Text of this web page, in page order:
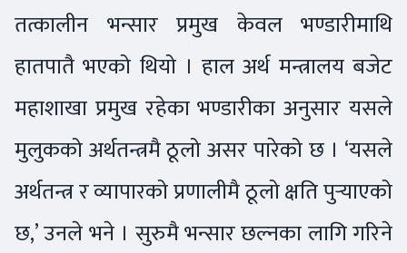
तत्कालीन भन्सार प्रमुख केवल भण्डारीमाथि
हातपातै भएको थियो । हाल अर्थ मन्त्रालय बजेट
महाशाखा प्रमुख रहेका भण्डारीका अनुसार यसले
मुलुकको अर्थतन्त्रमै ठूलो असर पारेको छ । ‘यसले
अर्थतन्त्र र व्यापारको प्रणालीमै ठूलो क्षति पुर्‍याएको
छ,’ उनले भने । सुरुमै भन्सार छल्नका लागि गरिने